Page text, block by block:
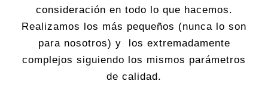
consideración en todo lo que hacemos.
Realizamos los más pequeños (nunca lo son
para nosotros) y los extremadamente
complejos siguiendo los mismos parámetros
de calidad.